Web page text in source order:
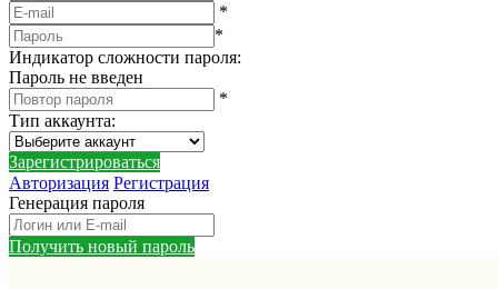
*
*
Индикатор сложности пароля:
Пароль не введен
*
Тип аккаунта:
Зарегистрироваться
Авторизация Регистрация
Генерация пароля
Получить новый пароль